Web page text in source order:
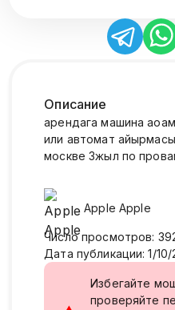
Описание
арендага машина
или автомат
москве 3жыл по
Apple Apple
Число просмотров:
Дата публикации: 1/
Избегайте
проверяйте